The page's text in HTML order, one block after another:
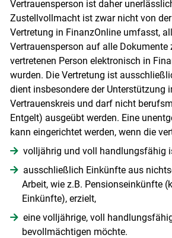
Skip to main
Vertrauensperson ist daher
Zustellvollmacht ist zwar nicht von
Vertretung in FinanzOnline umfasst,
Vertrauensperson auf alle Dokumente
vertretenen Person elektronisch in
wurden. Die Vertretung ist
dient insbesondere der Unterstützung
Vertrauenskreis und darf nicht
Entgelt) ausgeübt werden. Eine
kann eingerichtet werden, wenn die
volljährig und voll handlungsfähig
ausschließlich Einkünfte aus
Arbeit, wie z.B. Pensionseinkünfte
Einkünfte), erzielt,
eine volljährige, voll
bevollmächtigen möchte.